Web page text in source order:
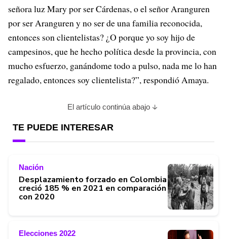
señora luz Mary por ser Cárdenas, o el señor Aranguren
por ser Aranguren y no ser de una familia reconocida,
entonces son clientelistas? ¿O porque yo soy hijo de
campesinos, que he hecho política desde la provincia, con
mucho esfuerzo, ganándome todo a pulso, nada me lo han
regalado, entonces soy clientelista?”, respondió Amaya.
El artículo continúa abajo
TE PUEDE INTERESAR
Nación
Desplazamiento forzado en Colombia
creció 185 % en 2021 en comparación
con 2020
Elecciones 2022